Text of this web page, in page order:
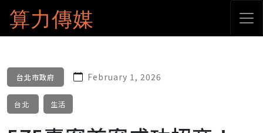
算力傳媒
台北市政府 February 1, 2026
台北 生活